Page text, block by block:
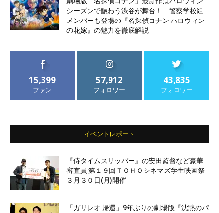
シーズンで賑わう渋谷が舞台！ 警察学校組
メンバーも登場の『名探偵コナン ハロウィン
の花嫁』の魅力を徹底解説
15,399
ファン
57,912
フォロワー
43,835
フォロワー
イベントレポート
『侍タイムスリッパー』の安田監督など豪華
審査員 第１９回ＴＯＨＯシネマズ学生映画祭
３月３０日(月)開催
「ガリレオ 帰還」9年ぶりの劇場版『沈黙のパ